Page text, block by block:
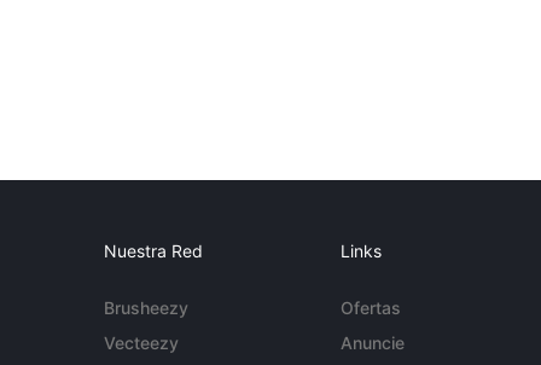
Nuestra Red
Brusheezy
Vecteezy
Links
Ofertas
Anuncie